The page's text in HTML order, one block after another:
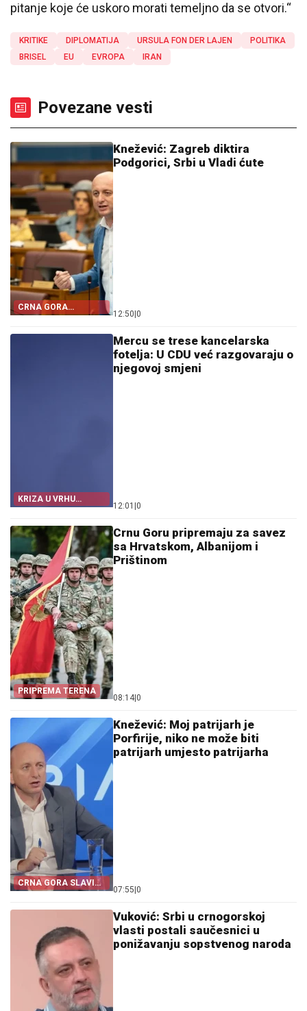
pitanje koje će uskoro morati temeljno da se otvori.“
KRITIKE DIPLOMATIJA URSULA FON DER LAJEN
POLITIKA
BRISEL
EU EVROPA IRAN
Povezane vesti
CRNA GORA
POSTALA TALAC
Knežević: Zagreb diktira
Podgorici, Srbi u Vladi ćute
12:50 0
KRIZA U VRHU
NJEMAČKE
Mercu se trese kancelarska
fotelja: U CDU već razgovaraju o
njegovoj smjeni
12:01 0
PRIPREMA TERENA
Crnu Goru pripremaju za savez
sa Hrvatskom, Albanijom i
Prištinom
08:14 0
CRNA GORA SLAVI
„OLUJU“
Knežević: Moj patrijarh je
Porfirije, niko ne može biti
patrijarh umjesto patrijarha
07:55 0
Vuković: Srbi u crnogorskoj
vlasti postali saučesnici u
ponižavanju sopstvenog naroda